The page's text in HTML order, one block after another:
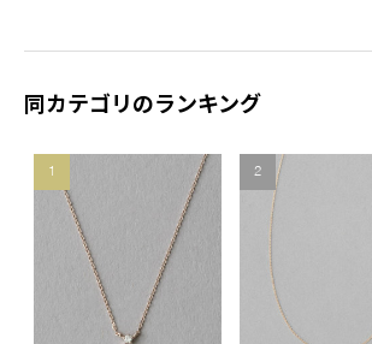
同カテゴリのランキング
1 2